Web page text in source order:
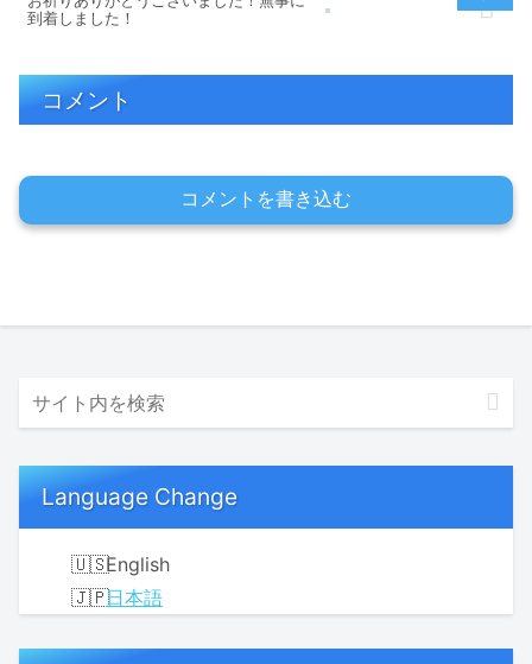
到着しました！
コメント
コメントを書き込む
Language Change
English
日本語